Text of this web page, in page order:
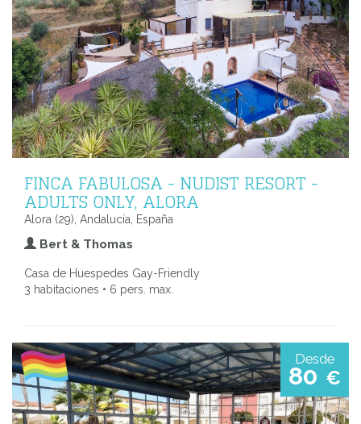
FINCA FABULOSA - NUDIST RESORT -
ADULTS ONLY, ALORA
Alora (29), Andalucía, España
Bert & Thomas
Casa de Huespedes Gay-Friendly
3 habitaciones • 6 pers. max.
Desde
80 €